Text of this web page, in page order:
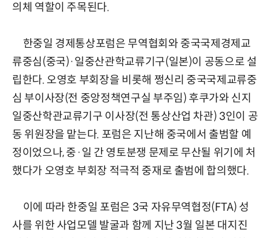
의체 역할이 주목된다.
한중일 경제통상포럼은 무역협회와 중국국제경제교
류중심(중국)·일중산관학교류기구(일본)이 공동으로 설
립한다. 오영호 부회장을 비롯해 쩡신리 중국국제교류중
심 부이사장(전 중앙정책연구실 부주임) 후쿠가와 신지
일중산학관교류기구 이사장(전 통상산업 차관) 3인이 공
동 위원장을 맡는다. 포럼은 지난해 중국에서 출범할 예
정이었으나, 중·일 간 영토분쟁 문제로 무산될 위기에 처
했다가 오영호 부회장 적극적 중재로 출범에 합의했다.
이에 따라 한중일 포럼은 3국 자유무역협정(FTA) 성
사를 위한 사업모델 발굴과 함께 지난 3월 일본 대지진